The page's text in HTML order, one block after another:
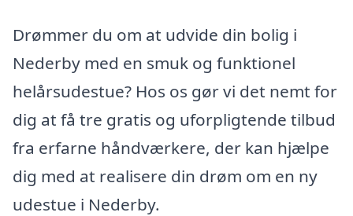
Drømmer du om at udvide din bolig i
Nederby med en smuk og funktionel
helårsudestue? Hos os gør vi det nemt for
dig at få tre gratis og uforpligtende tilbud
fra erfarne håndværkere, der kan hjælpe
dig med at realisere din drøm om en ny
udestue i Nederby.